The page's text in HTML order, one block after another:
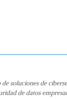
soluciones de
de datos